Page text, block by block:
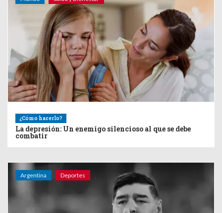
¿Cómo hacerlo?
La depresión: Un enemigo silencioso al que se debe
combatir
Argentina Deportes